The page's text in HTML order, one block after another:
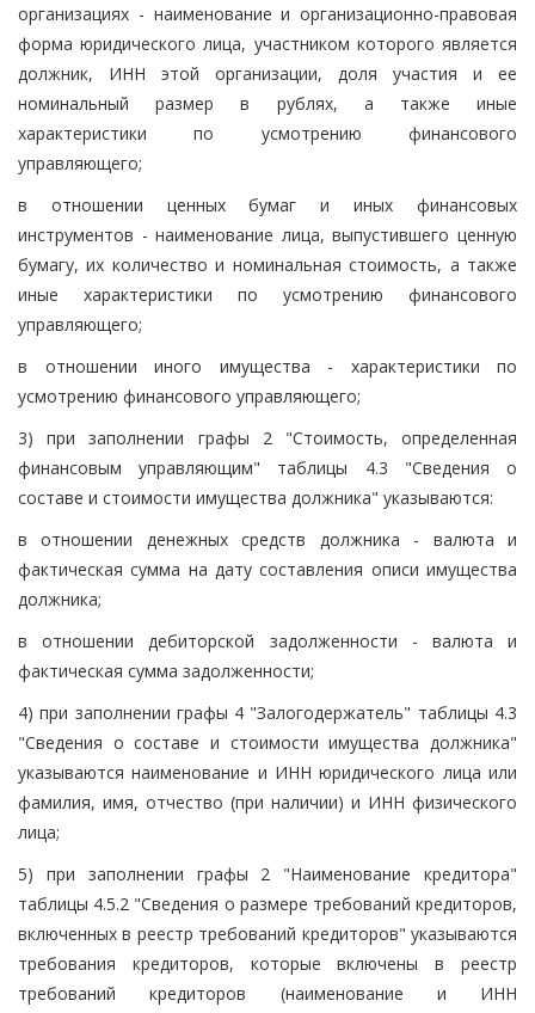
организациях - наименование и организационно-правовая
форма юридического лица, участником которого является
должник, ИНН этой организации, доля участия и ее
номинальный размер в рублях, а также иные
характеристики по усмотрению финансового
управляющего;
в отношении ценных бумаг и иных финансовых
инструментов - наименование лица, выпустившего ценную
бумагу, их количество и номинальная стоимость, а также
иные характеристики по усмотрению финансового
управляющего;
в отношении иного имущества - характеристики по
усмотрению финансового управляющего;
3) при заполнении графы 2 "Стоимость, определенная
финансовым управляющим" таблицы 4.3 "Сведения о
составе и стоимости имущества должника" указываются:
в отношении денежных средств должника - валюта и
фактическая сумма на дату составления описи имущества
должника;
в отношении дебиторской задолженности - валюта и
фактическая сумма задолженности;
4) при заполнении графы 4 "Залогодержатель" таблицы 4.3
"Сведения о составе и стоимости имущества должника"
указываются наименование и ИНН юридического лица или
фамилия, имя, отчество (при наличии) и ИНН физического
лица;
5) при заполнении графы 2 "Наименование кредитора"
таблицы 4.5.2 "Сведения о размере требований кредиторов,
включенных в реестр требований кредиторов" указываются
требования кредиторов, которые включены в реестр
требований кредиторов (наименование и ИНН